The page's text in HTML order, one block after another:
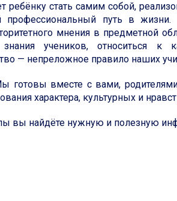
ребёнку стать самим собой,
профессиональный путь в
мнения в предметной
знания учеников, относиться
— непреложное правило наших
вместе с вами,
характера, культурных и
вы найдёте нужную и полезную